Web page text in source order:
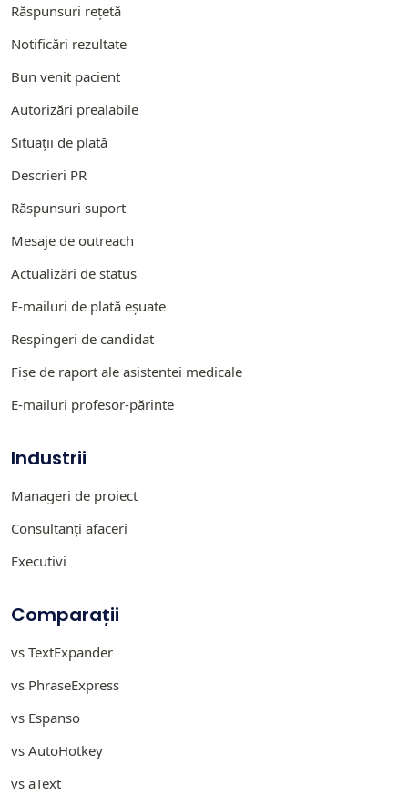
Răspunsuri rețetă
Notificări rezultate
Bun venit pacient
Autorizări prealabile
Situații de plată
Descrieri PR
Răspunsuri suport
Mesaje de outreach
Actualizări de status
E-mailuri de plată eșuate
Respingeri de candidat
Fișe de raport ale asistentei medicale
E-mailuri profesor-părinte
Industrii
Manageri de proiect
Consultanți afaceri
Executivi
Comparații
vs TextExpander
vs PhraseExpress
vs Espanso
vs AutoHotkey
vs aText